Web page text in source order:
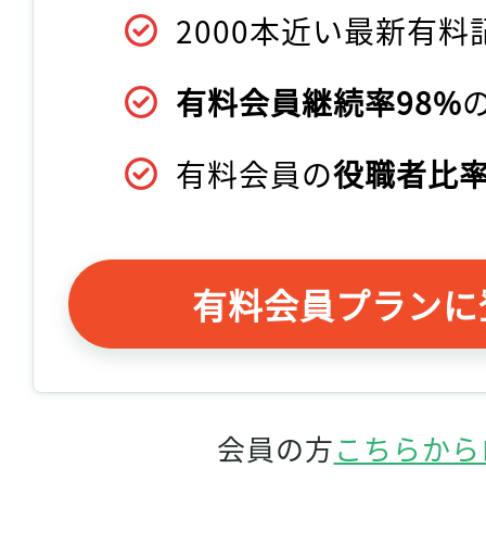
2000本近い最新有料
有料会員継続率98%
有料会員の役職者比
有料会員プラン
会員の方こちらか